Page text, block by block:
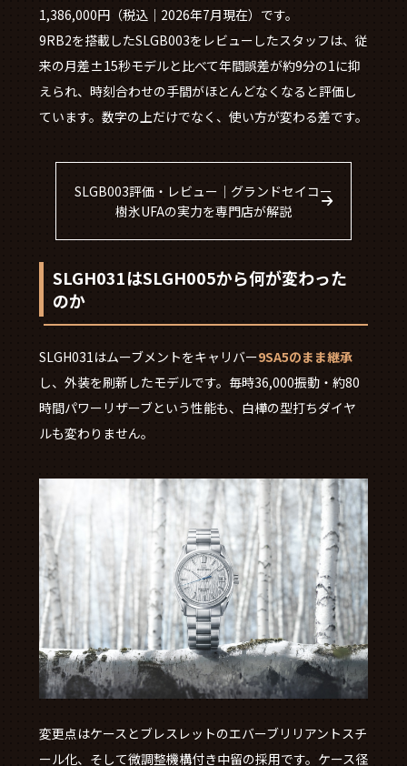
1,386,000円（税込｜2026年7月現在）です。
9RB2を搭載したSLGB003をレビューしたスタッフは、従
来の月差±15秒モデルと比べて年間誤差が約9分の1に抑
えられ、時刻合わせの手間がほとんどなくなると評価し
ています。数字の上だけでなく、使い方が変わる差です。
SLGB003評価・レビュー｜グランドセイコー
樹氷UFAの実力を専門店が解説
SLGH031はSLGH005から何が変わった
のか
SLGH031はムーブメントをキャリバー9SA5のまま継承
し、外装を刷新したモデルです。毎時36,000振動・約80
時間パワーリザーブという性能も、白樺の型打ちダイヤ
ルも変わりません。
変更点はケースとブレスレットのエバーブリリアントスチ
ール化、そして微調整機構付き中留の採用です。ケース径